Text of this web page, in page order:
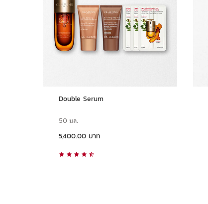
Double Serum
50 มล.
5,400.00 บาท